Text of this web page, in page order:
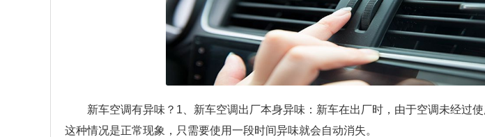
新车空调有异味？ 1、新车空调出厂本身异味：新车在出厂时，由于空调未经过使
这种情况是正常现象，只需要使用一段时间异味就会自动消失。